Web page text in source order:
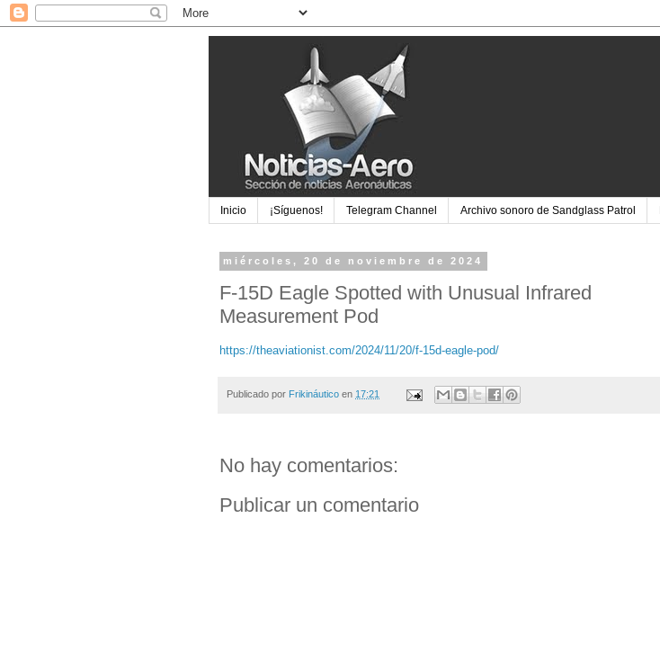
Inicio ¡Síguenos! Telegram Channel Archivo sonoro de Sandglass Patrol
miércoles, 20 de noviembre de 2024
F-15D Eagle Spotted with Unusual Infrared
Measurement Pod
https://theaviationist.com/2024/11/20/f-15d-eagle-pod/
Publicado por Frikináutico en 17:21
No hay comentarios:
Publicar un comentario